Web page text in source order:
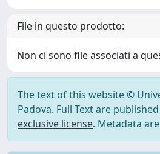
File in questo prodotto:
Non ci sono file associati a
The text of this website ©
Padova. Full Text are
exclusive license. Metadata